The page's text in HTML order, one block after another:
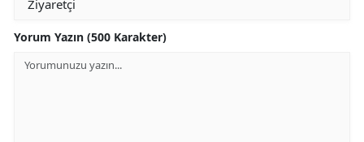
Yorum Yazın (500 Karakter)